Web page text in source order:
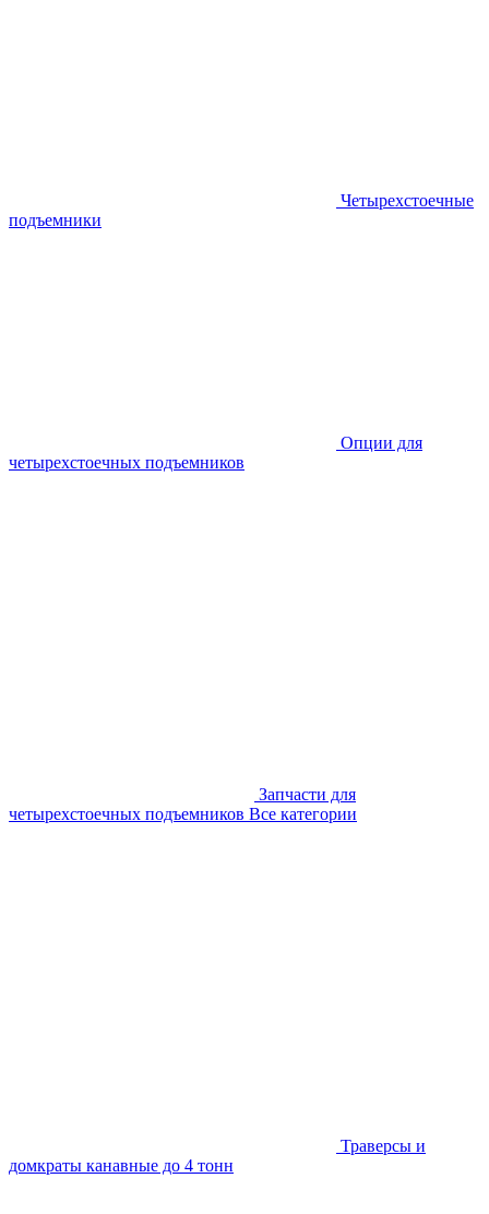
Четырехстоечные
подъемники
Опции для
четырехстоечных подъемников
Запчасти для
четырехстоечных подъемников Все категории
Траверсы и
домкраты канавные до 4 тонн